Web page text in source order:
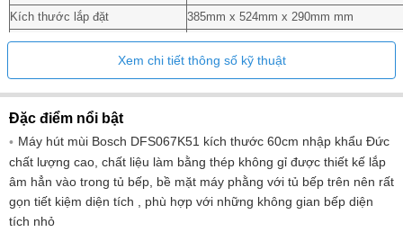
Kích thước lắp đặt
385mm x 524mm x 290mm mm
Chế độ hút
3 tốc độ hút + 2 chế độ hút tuần hoàn
17 kg
Xem chi tiết thông số kỹ thuật
Đặc điểm nổi bật
Máy hút mùi Bosch DFS067K51 kích thước 60cm nhập khẩu Đức
chất lượng cao, chất liệu làm bằng thép không gỉ được thiết kế lắp
âm hẳn vào trong tủ bếp, bề mặt máy phằng với tủ bếp trên nên rất
gọn tiết kiệm diện tích , phù hợp với những không gian bếp diện
tích nhỏ